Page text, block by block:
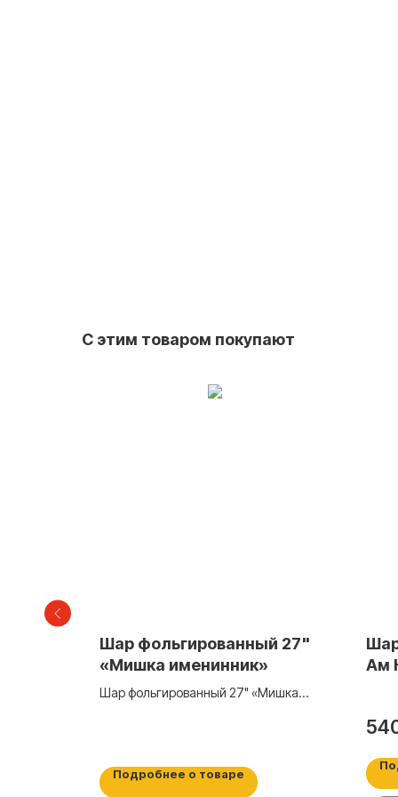
С этим товаром покупают
Шар фольгированный 27"
«Мишка именинник»
Шар фольгированный 27" «Мишка
Подробнее о товаре
Ам